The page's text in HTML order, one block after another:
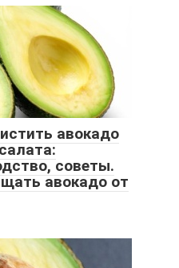
авокадо
советы.
авокадо от